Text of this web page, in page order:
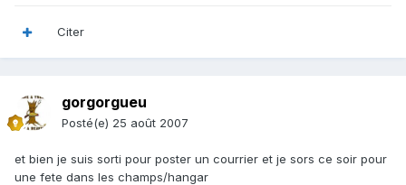
Citer
gorgorgueu
Posté(e) 25 août 2007
et bien je suis sorti pour poster un courrier et je sors ce soir pour
une fete dans les champs/hangar